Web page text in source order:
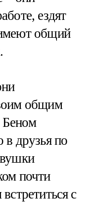
ездят
общий
общим
в друзья по
почти
с